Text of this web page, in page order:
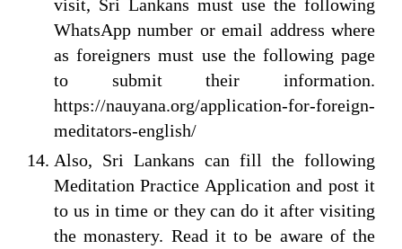
visit, Sri Lankans must use the following
WhatsApp number or email address where
as foreigners must use the following page
to submit their information.
https://nauyana.org/application-for-foreign-
meditators-english/
Also, Sri Lankans can fill the following
Meditation Practice Application and post it
to us in time or they can do it after visiting
the monastery. Read it to be aware of the